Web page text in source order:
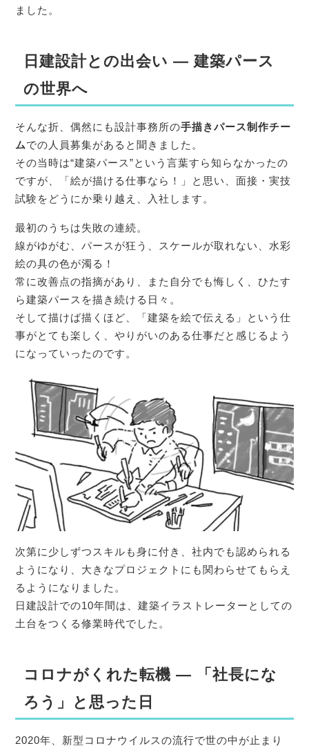
ました。
日建設計との出会い ― 建築パース
の世界へ
そんな折、偶然にも設計事務所の手描きパース制作チー
ムでの人員募集があると聞きました。
その当時は“建築パース”という言葉すら知らなかったの
ですが、「絵が描ける仕事なら！」と思い、面接・実技
試験をどうにか乗り越え、入社します。
最初のうちは失敗の連続。
線がゆがむ、パースが狂う、スケールが取れない、水彩
絵の具の色が濁る！
常に改善点の指摘があり、また自分でも悔しく、ひたす
ら建築パースを描き続ける日々。
そして描けば描くほど、「建築を絵で伝える」という仕
事がとても楽しく、やりがいのある仕事だと感じるよう
になっていったのです。
次第に少しずつスキルも身に付き、社内でも認められる
ようになり、大きなプロジェクトにも関わらせてもらえ
るようになりました。
日建設計での10年間は、建築イラストレーターとしての
土台をつくる修業時代でした。
コロナがくれた転機 ― 「社長にな
ろう」と思った日
2020年、新型コロナウイルスの流行で世の中が止まり